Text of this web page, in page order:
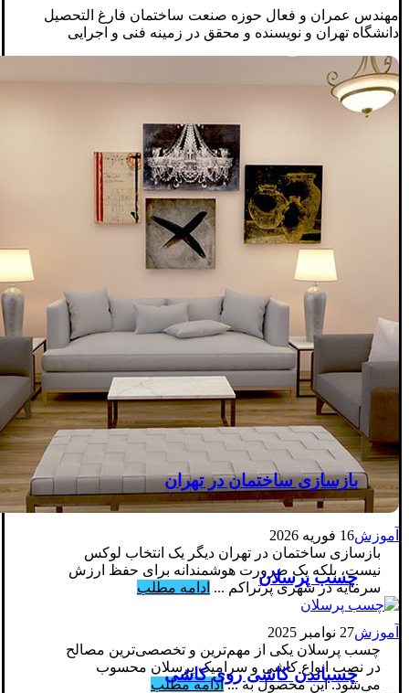
مهندس عمران و فعال حوزه صنعت ساختمان فارغ التحصیل
دانشگاه تهران و نویسنده و محقق در زمینه فنی و اجرایی
بازسازی ساختمان در تهران
آموزش16 فوریه 2026
بازسازی ساختمان در تهران دیگر یک انتخاب لوکس
نیست، بلکه یک ضرورت هوشمندانه برای حفظ ارزش
سرمایه در شهری پرتراکم ... ادامه مطلب
چسب پرسلان
آموزش27 نوامبر 2025
چسب پرسلان یکی از مهم‌ترین و تخصصی‌ترین مصالح
در نصب انواع کاشی و سرامیک پرسلان محسوب
می‌شود. این محصول به ...ادامه مطلب
چسباندن کاشی روی کاشی